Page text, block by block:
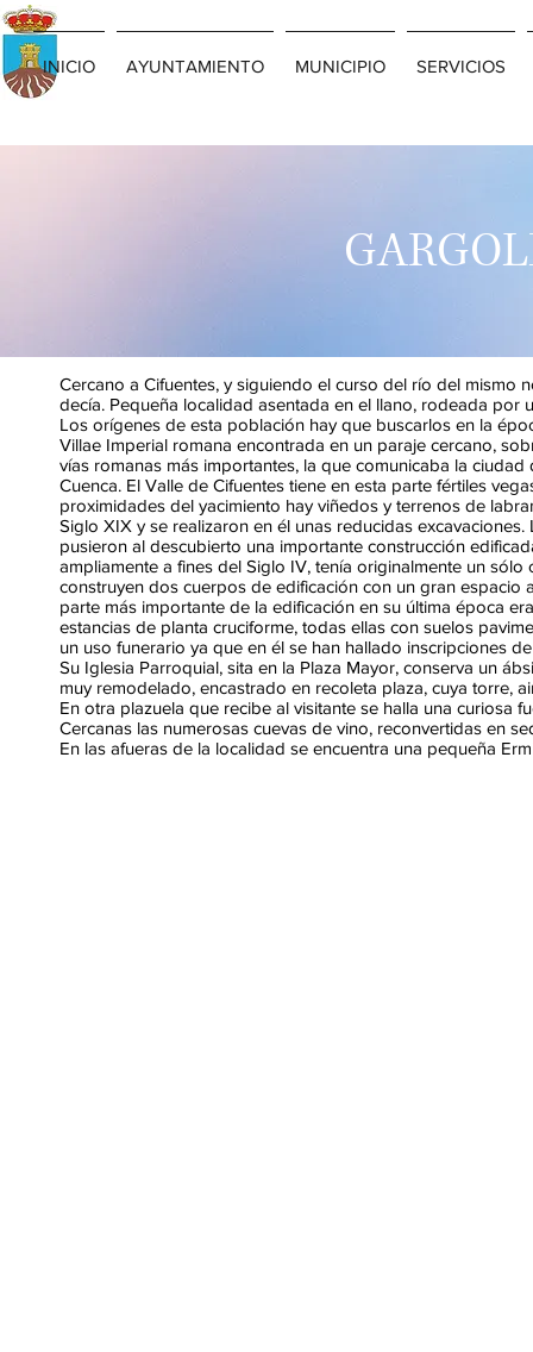
INICIO AYUNTAMIENTO MUNICIPIO SERVICIOS
Cercano a Cifuentes, y siguiendo el curso del río del mismo
decía. Pequeña localidad asentada en el llano, rodeada por
Los orígenes de esta población hay que buscarlos en la
Villae Imperial romana encontrada en un paraje cercano,
vías romanas más importantes, la que comunicaba la
Cuenca. El Valle de Cifuentes tiene en esta parte fértiles
proximidades del yacimiento hay viñedos y terrenos de
Siglo XIX y se realizaron en él unas reducidas
pusieron al descubierto una importante construcción
ampliamente a fines del Siglo IV, tenía originalmente un
construyen dos cuerpos de edificación con un gran espacio
parte más importante de la edificación en su última época
estancias de planta cruciforme, todas ellas con suelos
un uso funerario ya que en él se han hallado inscripciones
Su Iglesia Parroquial, sita en la Plaza Mayor, conserva un
muy remodelado, encastrado en recoleta plaza, cuya torre,
En otra plazuela que recibe al visitante se halla una curiosa
Cercanas las numerosas cuevas de vino, reconvertidas en
En las afueras de la localidad se encuentra una pequeña